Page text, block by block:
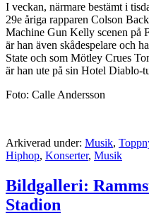
I veckan, närmare bestämt i
29e åriga rapparen Colson
Machine Gun Kelly scenen på
är han även skådespelare och
State och som Mötley Crues
är han ute på sin Hotel Diablo-
Foto: Calle Andersson
Arkiverad under: Musik,
Hiphop, Konserter, Musik
Bildgalleri:
Stadion